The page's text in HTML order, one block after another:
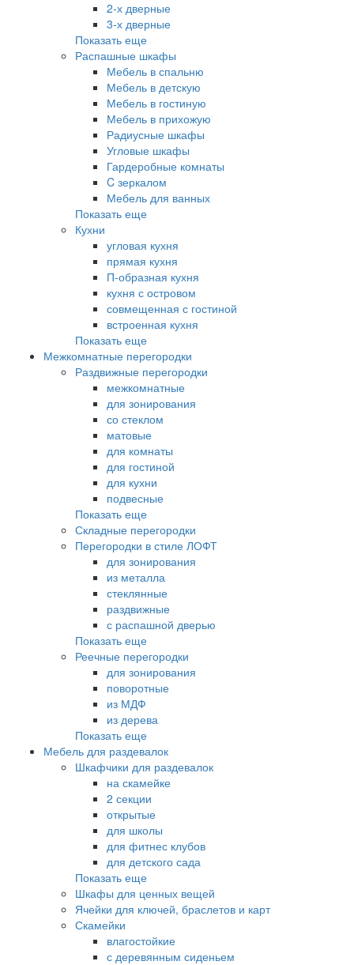
2-х дверные
3-х дверные
Показать еще
Распашные шкафы
Мебель в спальню
Мебель в детскую
Мебель в гостиную
Мебель в прихожую
Радиусные шкафы
Угловые шкафы
Гардеробные комнаты
C зеркалом
Мебель для ванных
Показать еще
Кухни
угловая кухня
прямая кухня
П-образная кухня
кухня с островом
совмещенная с гостиной
встроенная кухня
Показать еще
Межкомнатные перегородки
Раздвижные перегородки
межкомнатные
для зонирования
со стеклом
матовые
для комнаты
для гостиной
для кухни
подвесные
Показать еще
Складные перегородки
Перегородки в стиле ЛОФТ
для зонирования
из металла
стеклянные
раздвижные
с распашной дверью
Показать еще
Реечные перегородки
для зонирования
поворотные
из МДФ
из дерева
Показать еще
Мебель для раздевалок
Шкафчики для раздевалок
на скамейке
2 секции
открытые
для школы
для фитнес клубов
для детского сада
Показать еще
Шкафы для ценных вещей
Ячейки для ключей, браслетов и карт
Скамейки
влагостойкие
с деревянным сиденьем